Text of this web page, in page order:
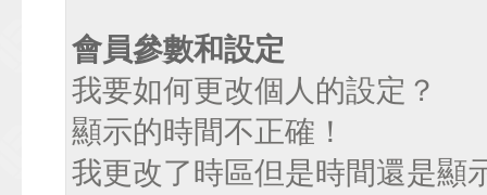
會員參數和設定
我要如何更改個人的設定？
顯示的時間不正確！
我更改了時區但是時間還是顯